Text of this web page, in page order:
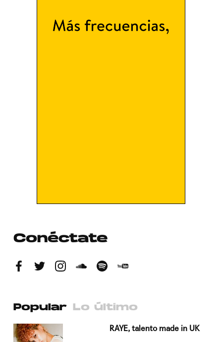
Conéctate
Popular Lo último
RAYE, talento made in UK